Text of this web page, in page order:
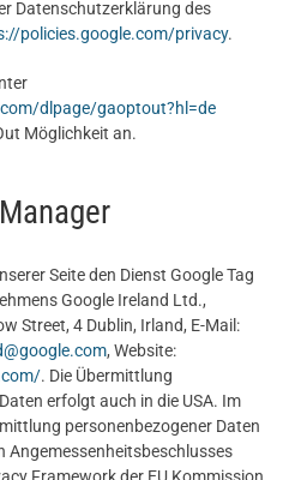
Datenschutzerklärung des
policies.google.com/privacy.
dlpage/gaoptout?hl=de
Möglichkeit an.
Seite den Dienst Google Tag
Google Ireland Ltd.,
Street, 4 Dublin, Irland, E-Mail:
, Website:
. Die Übermittlung
erfolgt auch in die USA. Im
personenbezogener Daten
Angemessenheitsbeschlusses